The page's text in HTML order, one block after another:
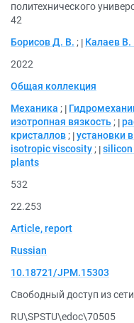
политехнического
42
Борисов Д. В. ;
Калаев В.
2022
Общая коллекция
Механика ;
изотропная вязкость ;
кристаллов ; установки
isotropic viscosity ;
plants
532
22.253
Article, report
Russian
10.18721/JPM.15303
Свободный доступ из
RU\SPSTU\edoc\70505